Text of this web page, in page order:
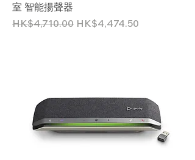
室 智能揚聲器
一般價格
HK$4,710.00 促銷價格
HK$4,474.50